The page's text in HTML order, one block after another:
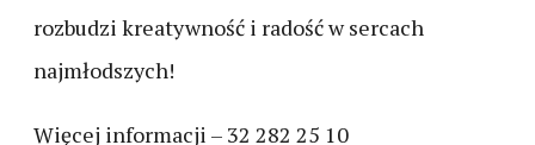
rozbudzi kreatywność i radość w sercach
najmłodszych!
Więcej informacji – 32 282 25 10